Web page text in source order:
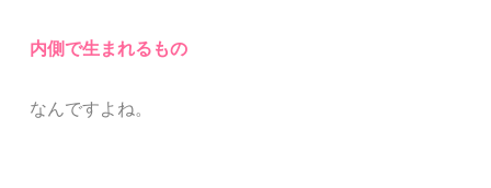
内側で生まれるもの
なんですよね。